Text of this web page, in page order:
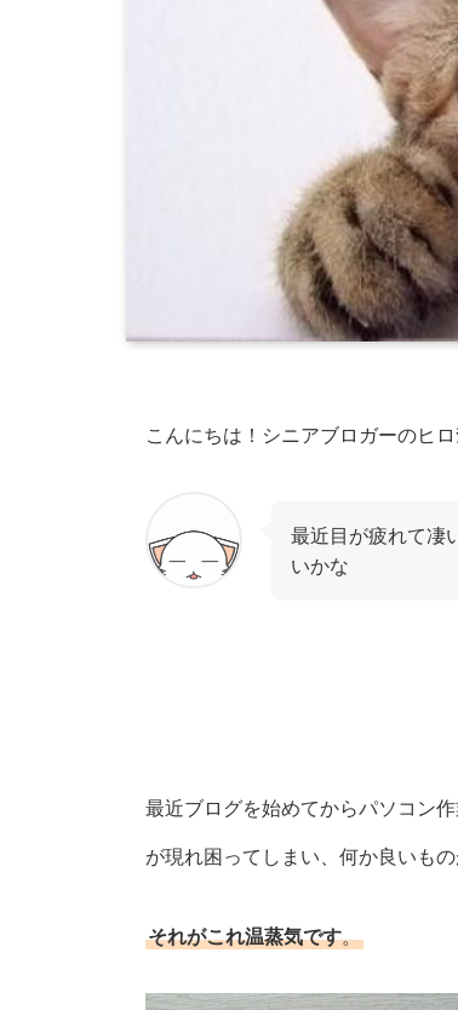
こんにちは！シニアブロガーのヒロ
最近目が疲れて凄
いかな
最近ブログを始めてからパソコン
が現れ困ってしまい、何か良いも
それがこれ温蒸気です。